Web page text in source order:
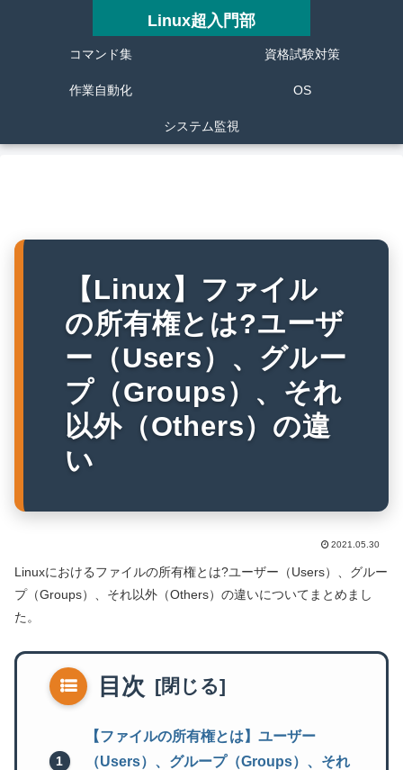
Linux超入門部
コマンド集 資格試験対策
作業自動化 OS
システム監視
【Linux】ファイル
の所有権とは?ユーザ
ー（Users）、グルー
プ（Groups）、それ
以外（Others）の違
い
2021.05.30
Linuxにおけるファイルの所有権とは?ユーザー（Users）、グルー
プ（Groups）、それ以外（Others）の違いについてまとめまし
た。
目次
【ファイルの所有権とは】ユーザー
（Users）、グループ（Groups）、それ